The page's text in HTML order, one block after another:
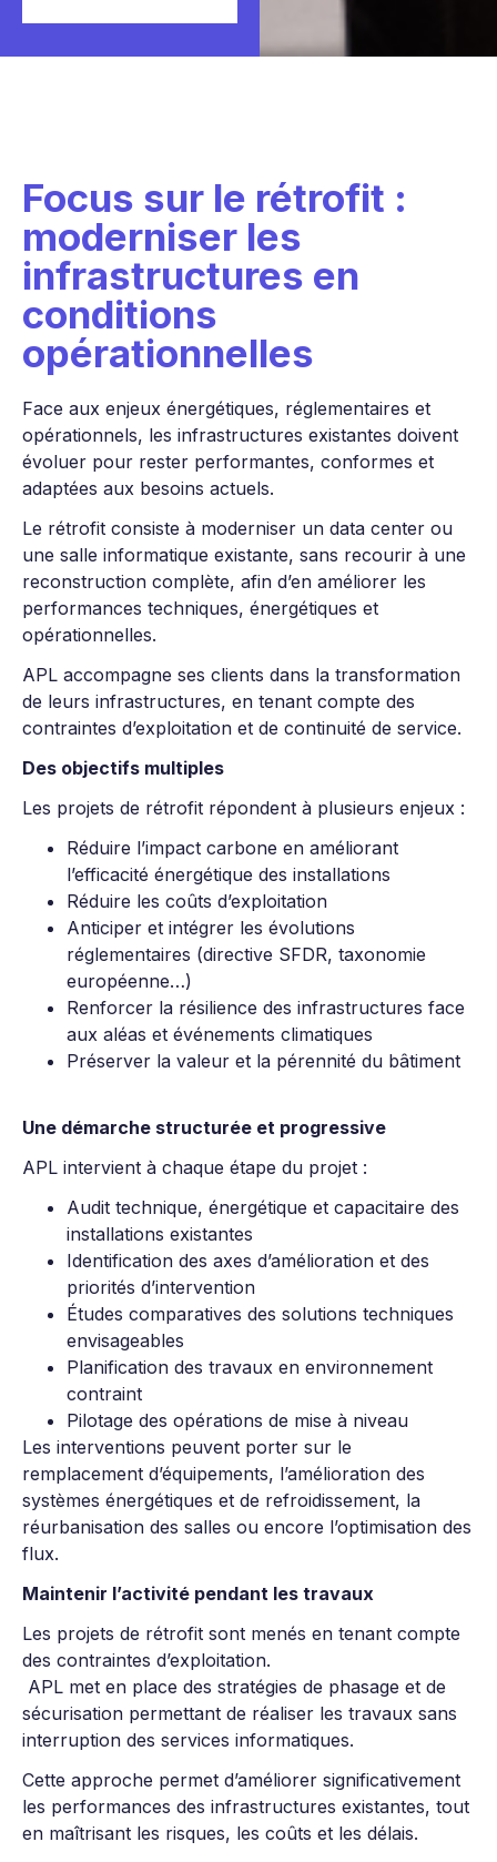
Focus sur le rétrofit :
moderniser les
infrastructures en
conditions
opérationnelles
Face aux enjeux énergétiques, réglementaires et
opérationnels, les infrastructures existantes doivent
évoluer pour rester performantes, conformes et
adaptées aux besoins actuels.
Le rétrofit consiste à moderniser un data center ou
une salle informatique existante, sans recourir à une
reconstruction complète, afin d’en améliorer les
performances techniques, énergétiques et
opérationnelles.
APL accompagne ses clients dans la transformation
de leurs infrastructures, en tenant compte des
contraintes d’exploitation et de continuité de service.
Des objectifs multiples
Les projets de rétrofit répondent à plusieurs enjeux :
Réduire l’impact carbone en améliorant
l’efficacité énergétique des installations
Réduire les coûts d’exploitation
Anticiper et intégrer les évolutions
réglementaires (directive SFDR, taxonomie
européenne…)
Renforcer la résilience des infrastructures face
aux aléas et événements climatiques
Préserver la valeur et la pérennité du bâtiment
Une démarche structurée et progressive
APL intervient à chaque étape du projet :
Audit technique, énergétique et capacitaire des
installations existantes
Identification des axes d’amélioration et des
priorités d’intervention
Études comparatives des solutions techniques
envisageables
Planification des travaux en environnement
contraint
Pilotage des opérations de mise à niveau
Les interventions peuvent porter sur le
remplacement d’équipements, l’amélioration des
systèmes énergétiques et de refroidissement, la
réurbanisation des salles ou encore l’optimisation des
flux.
Maintenir l’activité pendant les travaux
Les projets de rétrofit sont menés en tenant compte
des contraintes d’exploitation.
APL met en place des stratégies de phasage et de
sécurisation permettant de réaliser les travaux sans
interruption des services informatiques.
Cette approche permet d’améliorer significativement
les performances des infrastructures existantes, tout
en maîtrisant les risques, les coûts et les délais.